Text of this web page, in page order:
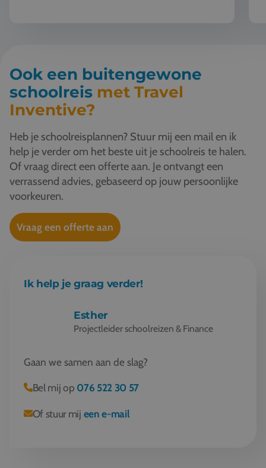
Ook een buitengewone
schoolreis met Travel
Inventive?
Heb je schoolreisplannen? Stuur mij een mail en ik
help je verder om het beste uit je schoolreis te halen.
Of vraag direct een offerte aan. Je ontvangt een
verrassend advies, gebaseerd op jouw persoonlijke
voorkeuren.
Vraag een offerte aan
Ik help je graag verder!
Esther
Projectleider schoolreizen & Finance
Gaan we samen aan de slag?
Bel mij op 076 522 30 57
Of stuur mij een e-mail